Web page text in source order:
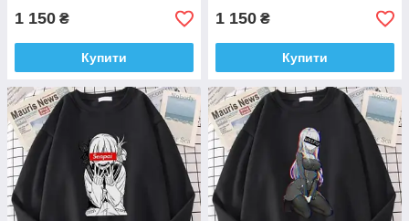
1 150 ₴
Купити
1 150 ₴
Купити